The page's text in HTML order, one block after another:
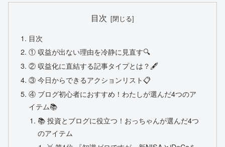
目次
目次
① 収益が出ない理由を冷静に見直す🔍
② 収益化に直結する記事タイプとは？🖋
③ 今日からできるアクションリスト📋
④ ブログ初心者におすすめ！わたしが選んだ4つのア
イテム📚
📚 投資とブログに役立つ！おっちゃんが選んだ4つ
のアイテム